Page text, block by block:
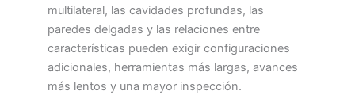
multilateral, las cavidades profundas, las
paredes delgadas y las relaciones entre
características pueden exigir configuraciones
adicionales, herramientas más largas, avances
más lentos y una mayor inspección.